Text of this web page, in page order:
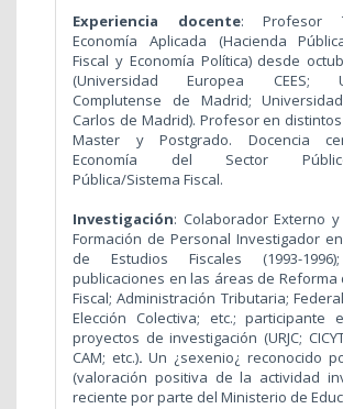
Experiencia docente: Profesor
Economía Aplicada (Hacienda
Fiscal y Economía Política) desde
(Universidad Europea CEES;
Complutense de Madrid;
Carlos de Madrid). Profesor en
Master y Postgrado. Docencia
Economía del Sector Público/
Pública/Sistema Fiscal.
Investigación: Colaborador Externo
Formación de Personal Investigador
de Estudios Fiscales (1993-
publicaciones en las áreas de Reforma
Fiscal; Administración Tributaria;
Elección Colectiva; etc.; participante
proyectos de investigación (URJC;
CAM; etc.).Un ¿sexenio¿ reconocido
(valoración positiva de la actividad
reciente por parte del Ministerio de